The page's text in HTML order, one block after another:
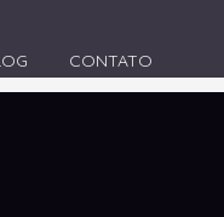
CONTATO